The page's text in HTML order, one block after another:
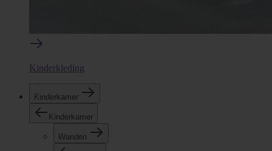
Kinderkleding
Kinderkamer
Kinderkamer
Wanden